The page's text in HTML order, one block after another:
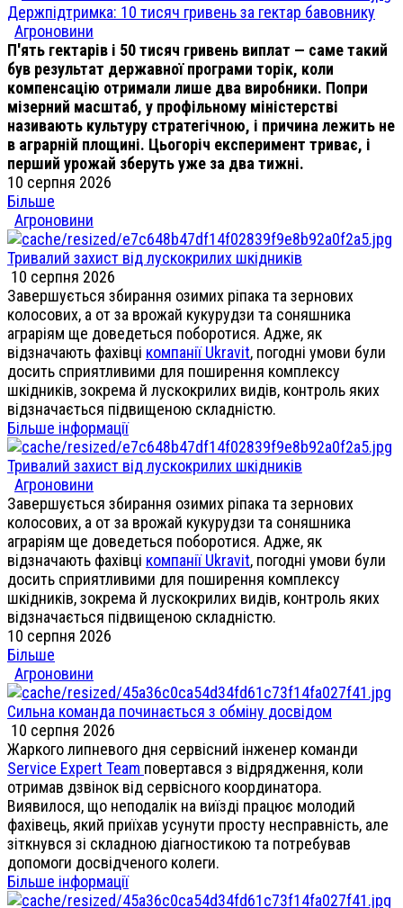
Держпідтримка: 10 тисяч гривень за гектар бавовнику
Агроновини
П'ять гектарів і 50 тисяч гривень виплат — саме такий
був результат державної програми торік, коли
компенсацію отримали лише два виробники. Попри
мізерний масштаб, у профільному міністерстві
називають культуру стратегічною, і причина лежить не
в аграрній площині. Цьогоріч експеримент триває, і
перший урожай зберуть уже за два тижні.
10 серпня 2026
Більше
Агроновини
Тривалий захист від лускокрилих шкідників
10 серпня 2026
Завершується збирання озимих ріпака та зернових
колосових, а от за врожай кукурудзи та соняшника
аграріям ще доведеться поборотися. Адже, як
відзначають фахівці компанії Ukravit, погодні умови були
досить сприятливими для поширення комплексу
шкідників, зокрема й лускокрилих видів, контроль яких
відзначається підвищеною складністю.
Більше інформації
Тривалий захист від лускокрилих шкідників
Агроновини
Завершується збирання озимих ріпака та зернових
колосових, а от за врожай кукурудзи та соняшника
аграріям ще доведеться поборотися. Адже, як
відзначають фахівці компанії Ukravit, погодні умови були
досить сприятливими для поширення комплексу
шкідників, зокрема й лускокрилих видів, контроль яких
відзначається підвищеною складністю.
10 серпня 2026
Більше
Агроновини
Сильна команда починається з обміну досвідом
10 серпня 2026
Жаркого липневого дня сервісний інженер команди
Service Expert Team повертався з відрядження, коли
отримав дзвінок від сервісного координатора.
Виявилося, що неподалік на виїзді працює молодий
фахівець, який приїхав усунути просту несправність, але
зіткнувся зі складною діагностикою та потребував
допомоги досвідченого колеги.
Більше інформації